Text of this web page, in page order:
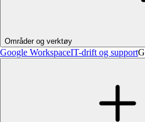
Områder og verktøy
Google WorkspaceIT-drift og support